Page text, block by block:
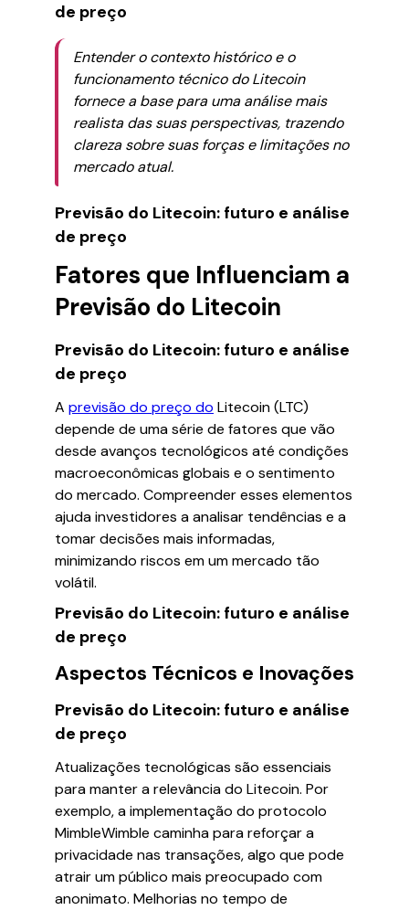
de preço
Entender o contexto histórico e o
funcionamento técnico do Litecoin
fornece a base para uma análise mais
realista das suas perspectivas, trazendo
clareza sobre suas forças e limitações no
mercado atual.
Previsão do Litecoin: futuro e análise
de preço
Fatores que Influenciam a
Previsão do Litecoin
Previsão do Litecoin: futuro e análise
de preço
A previsão do preço do Litecoin (LTC)
depende de uma série de fatores que vão
desde avanços tecnológicos até condições
macroeconômicas globais e o sentimento
do mercado. Compreender esses elementos
ajuda investidores a analisar tendências e a
tomar decisões mais informadas,
minimizando riscos em um mercado tão
volátil.
Previsão do Litecoin: futuro e análise
de preço
Aspectos Técnicos e Inovações
Previsão do Litecoin: futuro e análise
de preço
Atualizações tecnológicas são essenciais
para manter a relevância do Litecoin. Por
exemplo, a implementação do protocolo
MimbleWimble caminha para reforçar a
privacidade nas transações, algo que pode
atrair um público mais preocupado com
anonimato. Melhorias no tempo de